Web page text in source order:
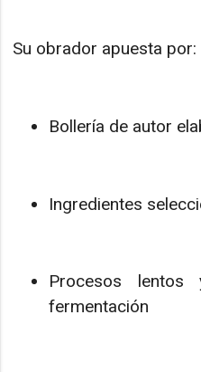
Su obrador apuesta por:
Bollería de autor
Ingredientes
Procesos
fermentación